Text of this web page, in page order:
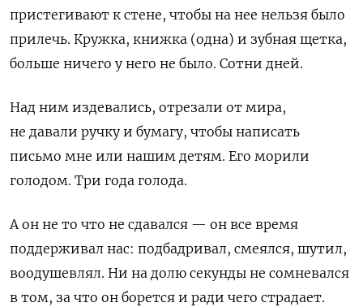
пристегивают к стене, чтобы на нее нельзя было
прилечь. Кружка, книжка (одна) и зубная щетка,
больше ничего у него не было. Сотни дней.
Над ним издевались, отрезали от мира,
не давали ручку и бумагу, чтобы написать
письмо мне или нашим детям. Его морили
голодом. Три года голода.
А он не то что не сдавался — он все время
поддерживал нас: подбадривал, смеялся, шутил,
воодушевлял. Ни на долю секунды не сомневался
в том, за что он борется и ради чего страдает.